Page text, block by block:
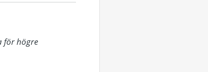
för högre